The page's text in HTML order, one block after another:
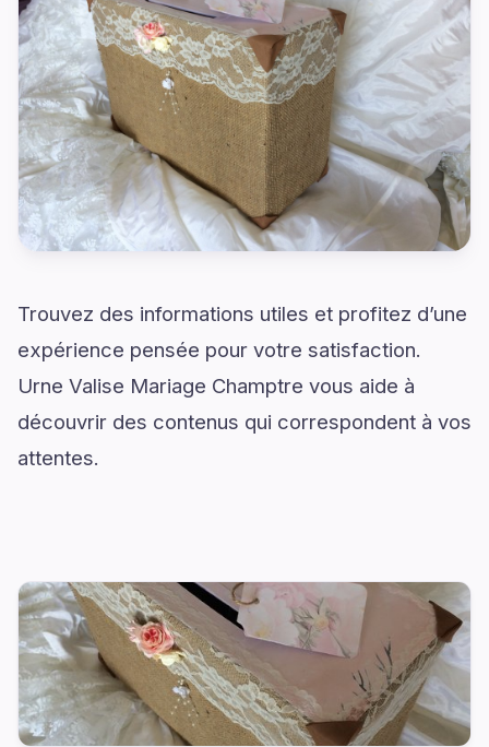
Trouvez des informations utiles et profitez d’une
expérience pensée pour votre satisfaction.
Urne Valise Mariage Champtre vous aide à
découvrir des contenus qui correspondent à vos
attentes.